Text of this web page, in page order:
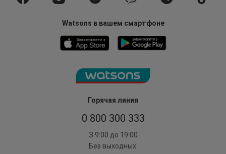
Горячая линия
0 800 300 333
З 9:00 до 19:00
Без выходных
Watsons в вашем смартфоне